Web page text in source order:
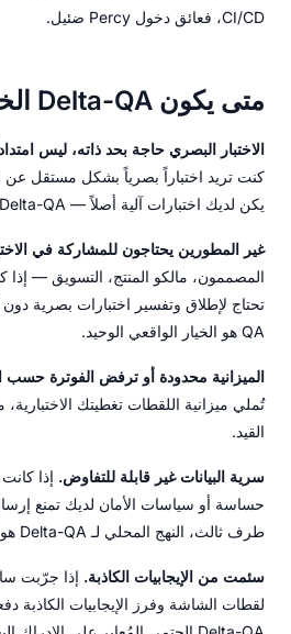
CI/CD، فعائق دخول Percy ضئيل.
متى يكون Delta-QA الخيار الأفضل
الاختبار البصري حاجة بحد ذاته، ليس
كنت تريد اختباراً بصرياً بشكل مستقل عن
يكن لديك اختبارات آلية أصلاً — Delta-QA مكتفٍ ذاتياً.
غير المطورين يحتاجون للمشاركة في
المصممون، مالكو المنتج، التسويق —
QA هو الخيار الواقعي الوحيد.
الميزانية محدودة أو ترفض الفوترة حسب
القيد.
سرية البيانات غير قابلة للتفاوض. إذا
حساسة أو سياسات الأمان لديك تمنع
طرف ثالث، النهج المحلي لـ Delta-QA هو الخيار المتوافق الوحيد.
سئمت من الإيجابيات الكاذبة. إذا جرّبت
لقطات الشاشة وفرز الإيجابيات الكاذبة